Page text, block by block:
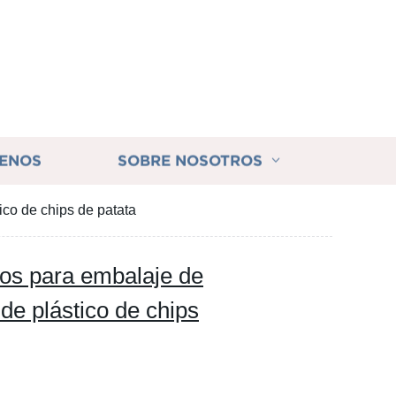
SOBRE NOSOTROS
de chips de patata
para embalaje de
plástico de chips